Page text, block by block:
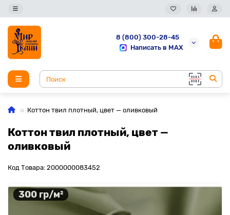
8 (800) 300-28-45
Написать в MAX
Коттон твил плотный, цвет — оливковый
Коттон твил плотный, цвет —
оливковый
Код Товара: 2000000083452
300 гр/м²